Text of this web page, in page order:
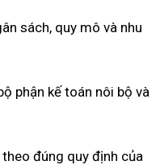
sách, quy mô và nhu
phận kế toán nôi bộ và
đúng quy định của